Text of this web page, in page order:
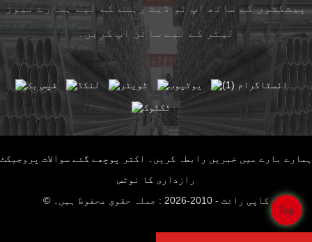
پیشکشوں کے ساتھ اپ ٹو ڈیٹ رہنے کے لیے ہمارے نیوز
لیٹر کے لیے سائن اپ کریں۔
ہمارے بارے میں خبریں رابطہ کریں۔ اکثر پوچھے گئے سوالات پروجیکٹ
رازداری کا نوٹس
© کاپی رائٹ - 2010-2026 : جملہ حقوق محفوظ ہیں۔
Top